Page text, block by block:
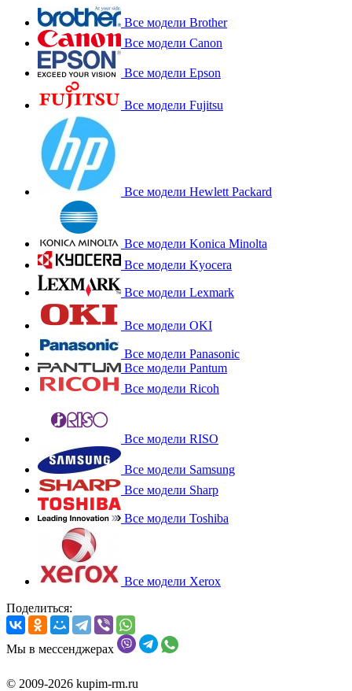
Все модели Brother
Все модели Canon
Все модели Epson
Все модели Fujitsu
Все модели Hewlett Packard
Все модели Konica Minolta
Все модели Kyocera
Все модели Lexmark
Все модели OKI
Все модели Panasonic
Все модели Pantum
Все модели Ricoh
Все модели RISO
Все модели Samsung
Все модели Sharp
Все модели Toshiba
Все модели Xerox
Поделиться:
Мы в мессенджерах
© 2009-2026 kupim-rm.ru